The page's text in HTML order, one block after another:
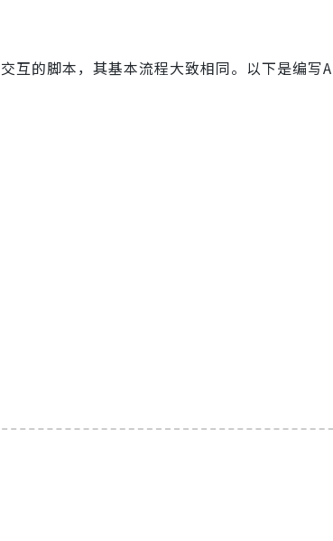
互的脚本，其基本流程大致相同。以下是编写